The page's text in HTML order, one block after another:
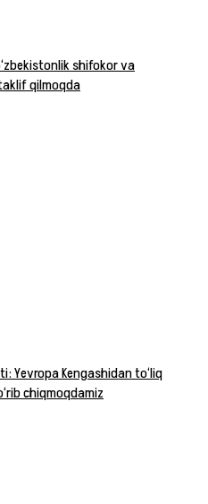
shifokor va
qilmoqda
Yevropa Kengashidan to‘liq
chiqmoqdamiz